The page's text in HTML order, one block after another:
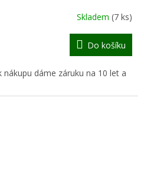
R
M
A
Skladem (7 ks)
Do košíku
nákupu dáme záruku na 10 let a